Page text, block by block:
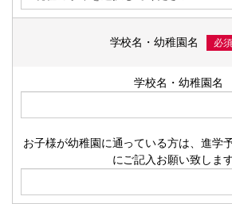
学校名・幼稚園名 必須
学校名・幼稚園名
お子様が幼稚園に通っている方は、進学
にご記入お願い致します